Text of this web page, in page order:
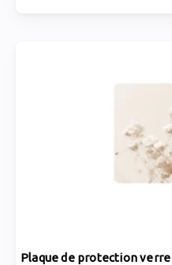
Plaque de protection